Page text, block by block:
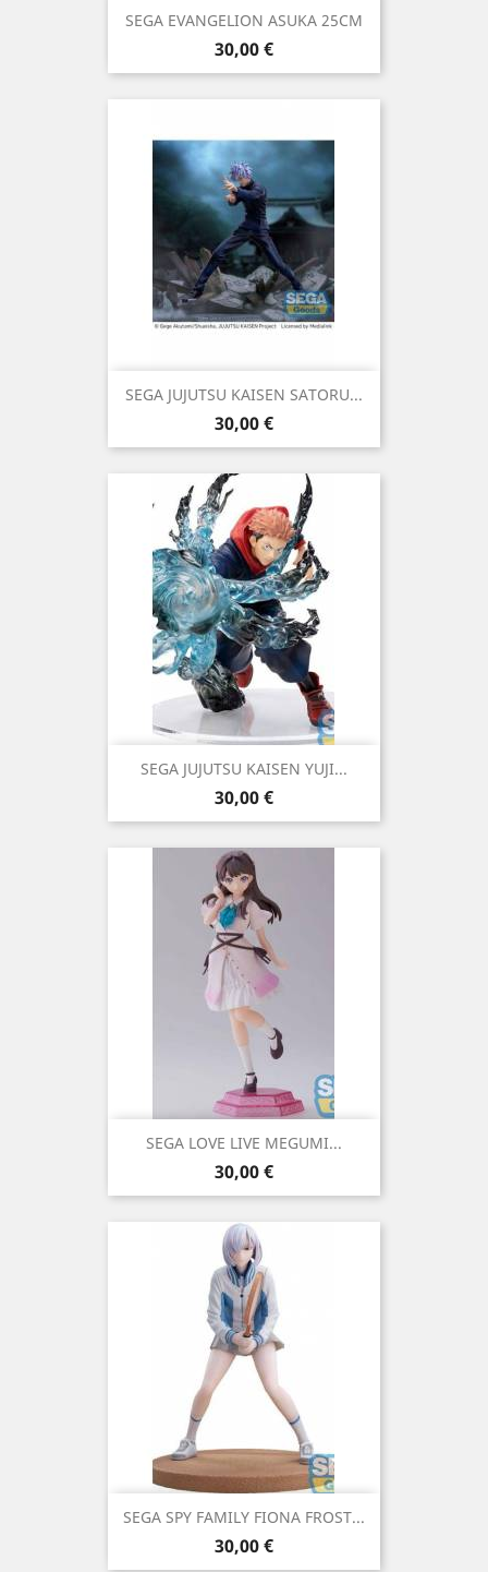
SEGA EVANGELION ASUKA 25CM
Precio
30,00 €
SEGA JUJUTSU KAISEN SATORU...
Precio
30,00 €
SEGA JUJUTSU KAISEN YUJI...
Precio
30,00 €
SEGA LOVE LIVE MEGUMI...
Precio
30,00 €
SEGA SPY FAMILY FIONA FROST...
Precio
30,00 €